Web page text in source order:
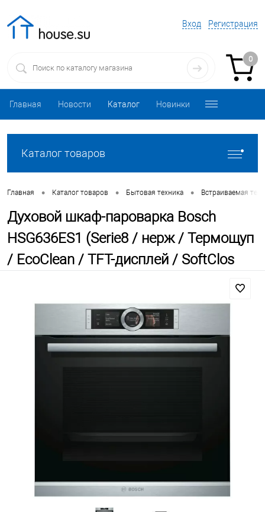
Вход Регистрация
0
Главная Новости Каталог Новинки
Каталог товаров
Главная • Каталог товаров • Бытовая техника • Встраиваемая
Духовой шкаф-пароварка Bosch
HSG636ES1 (Serie8 / нерж / Термощуп
/ EcoClean / TFT-дисплей / SoftClos